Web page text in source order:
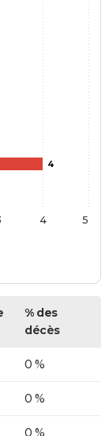
4
4 5
% des
décès
0 %
0 %
0 %